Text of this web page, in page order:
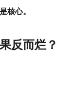
核心。
反而烂？